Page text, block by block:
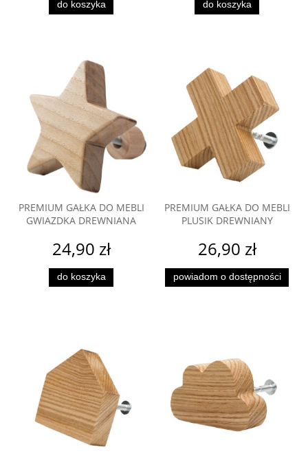
do koszyka do koszyka
PREMIUM GAŁKA DO MEBLI
GWIAZDKA DREWNIANA
24,90 zł
do koszyka
PREMIUM GAŁKA DO MEBLI
PLUSIK DREWNIANY
26,90 zł
powiadom o dostępności